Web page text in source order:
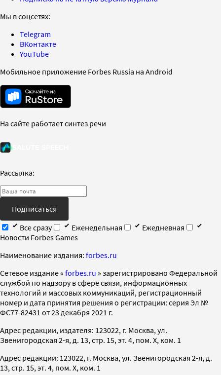
Мы в соцсетях:
Telegram
ВКонтакте
YouTube
Мобильное приложение Forbes Russia на Android
На сайте работает синтез речи
Рассылка:
Подписаться
Все сразу
Еженедельная
Ежедневная
Новости Forbes Games
Наименование издания: forbes.ru
Cетевое издание « forbes.ru » зарегистрировано Федеральной
службой по надзору в сфере связи, информационных
технологий и массовых коммуникаций, регистрационный
номер и дата принятия решения о регистрации: серия Эл №
ФС77-82431 от 23 декабря 2021 г.
Адрес редакции, издателя: 123022, г. Москва, ул.
Звенигородская 2-я, д. 13, стр. 15, эт. 4, пом. X, ком. 1
Адрес редакции: 123022, г. Москва, ул. Звенигородская 2-я, д.
13, стр. 15, эт. 4, пом. X, ком. 1